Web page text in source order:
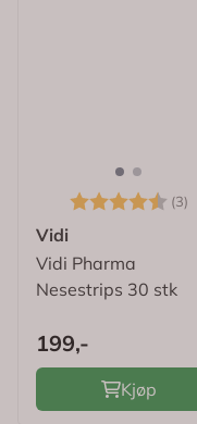
Karakter: (3)
Vidi
Vidi Pharma
Nesestrips 30 stk
199,-
Kjøp